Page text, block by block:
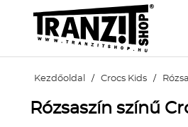
Kezdőoldal / Crocs Kids /
Rózsaszín színű